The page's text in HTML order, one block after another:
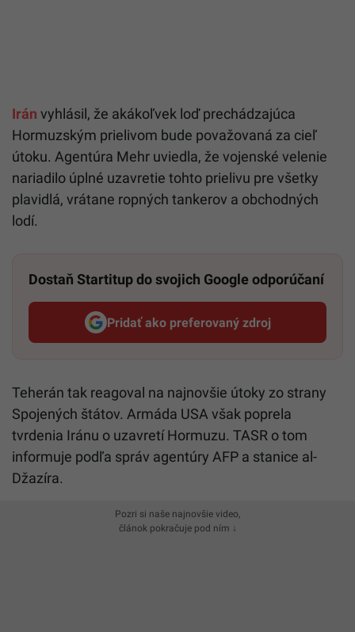
Irán vyhlásil, že akákoľvek loď prechádzajúca
Hormuzským prielivom bude považovaná za cieľ
útoku. Agentúra Mehr uviedla, že vojenské velenie
nariadilo úplné uzavretie tohto prielivu pre všetky
plavidlá, vrátane ropných tankerov a obchodných
lodí.
Dostaň Startitup do svojich Google odporúčaní
Pridať ako preferovaný zdroj
Startitup, odkaz sa otvorí v
Teherán tak reagoval na najnovšie útoky zo strany
Spojených štátov. Armáda USA však poprela
tvrdenia Iránu o uzavretí Hormuzu. TASR o tom
informuje podľa správ agentúry AFP a stanice al-
Džazíra.
Pozri si naše najnovšie video,
článok pokračuje pod ním ↓